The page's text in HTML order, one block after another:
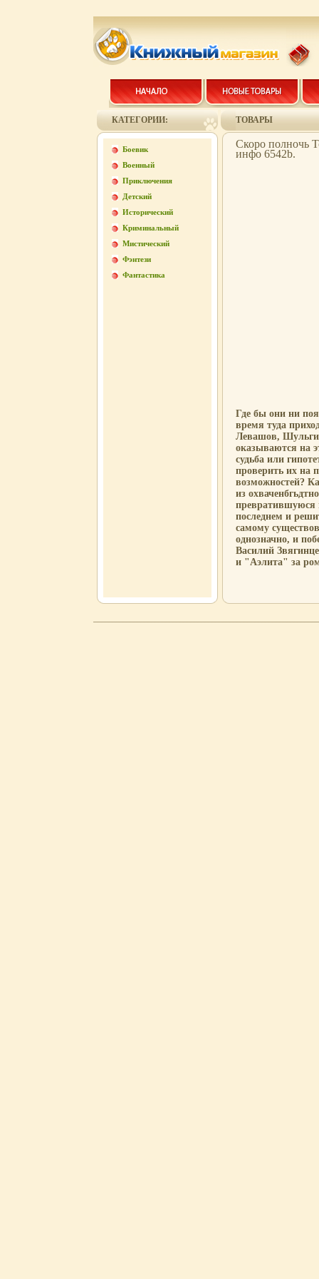
КАТЕГОРИИ:
Боевик
Военный
Приключения
Детский
Исторический
Криминальный
Мистический
Фэнтези
Фантастика
ТОВАРЫ
Скоро полночь
инфо 6542b.
Где бы они ни
время туда
Левашов,
оказываются на
судьба или
проверить их на
возможностей?
из
превратившуюся
последнем и
самому
однозначно, и
Василий
и "Аэлита" за